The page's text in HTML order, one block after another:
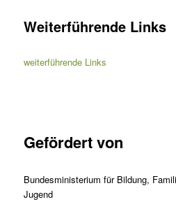
Weiterführende Links
weiterführende Links
Gefördert von
Bundesministerium für Bildung,
Jugend